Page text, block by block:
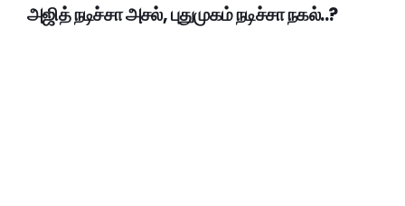
அஜித் நடிச்சா அசல், புதுமுகம் நடிச்சா நகல்..?